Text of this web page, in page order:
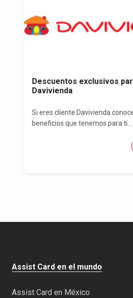
Descuentos exclusivos
Davivienda
Si eres cliente Davivienda
beneficios que tenemos para ti...
Assist Card en el mundo
Assist Card en México